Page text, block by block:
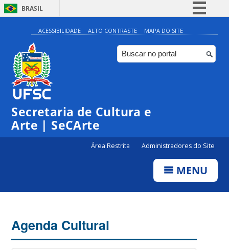
BRASIL
Simplifique!
Comunica BR
Participe
ACESSIBILIDADE ALTO CONTRASTE MAPA DO SITE
Secretaria de Cultura e
Arte | SeCArte
Área Restrita Administradores do Site
MENU
Agenda Cultural
0:00
1:00